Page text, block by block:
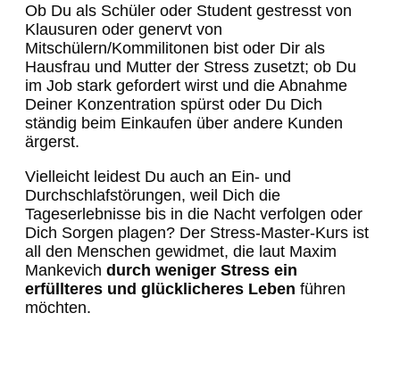
Ob Du als Schüler oder Student gestresst von
Klausuren oder genervt von
Mitschülern/Kommilitonen bist oder Dir als
Hausfrau und Mutter der Stress zusetzt; ob Du
im Job stark gefordert wirst und die Abnahme
Deiner Konzentration spürst oder Du Dich
ständig beim Einkaufen über andere Kunden
ärgerst.
Vielleicht leidest Du auch an Ein- und
Durchschlafstörungen, weil Dich die
Tageserlebnisse bis in die Nacht verfolgen oder
Dich Sorgen plagen? Der Stress-Master-Kurs ist
all den Menschen gewidmet, die laut Maxim
Mankevich durch weniger Stress ein
erfüllteres und glücklicheres Leben führen
möchten.